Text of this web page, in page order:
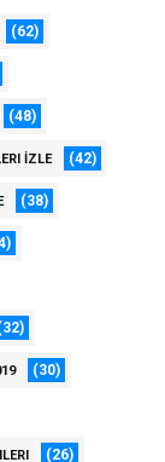
(62)
(48)
İZLE (42)
(38)
(30)
(26)